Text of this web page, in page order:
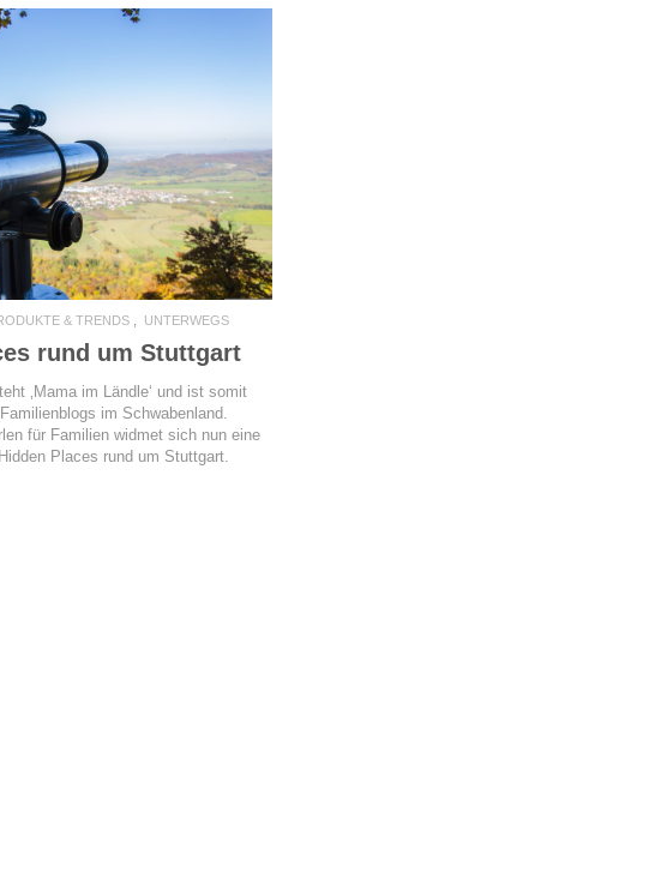
MORE
& TRENDS UNTERWEGS
rund um Stuttgart
‚Mama im Ländle‘ und ist somit
im Schwabenland.
für Familien widmet sich nun eine
Places rund um Stuttgart.